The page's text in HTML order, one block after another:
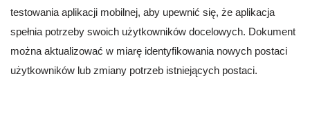
testowania aplikacji mobilnej, aby upewnić się, że aplikacja
spełnia potrzeby swoich użytkowników docelowych. Dokument
można aktualizować w miarę identyfikowania nowych postaci
użytkowników lub zmiany potrzeb istniejących postaci.